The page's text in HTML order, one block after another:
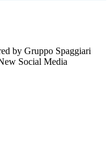
by Gruppo Spaggiari
Social Media